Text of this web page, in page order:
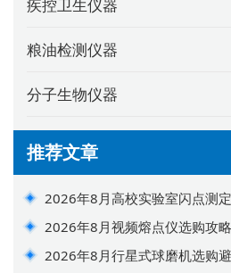
疾控卫生仪器
粮油检测仪器
分子生物仪器
推荐文章
2026年8月高校实验室闪点测
2026年8月视频熔点仪选购攻
2026年8月行星式球磨机选购